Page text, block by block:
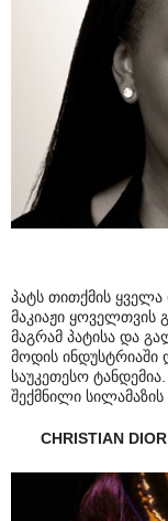
პატს თითქმის
მაკიაჟი ყოველთვის
მაგრამ პატისა და
მოდის ინდუსტრიაში
საუკეთესო
შექმნილი
CHRISTIAN